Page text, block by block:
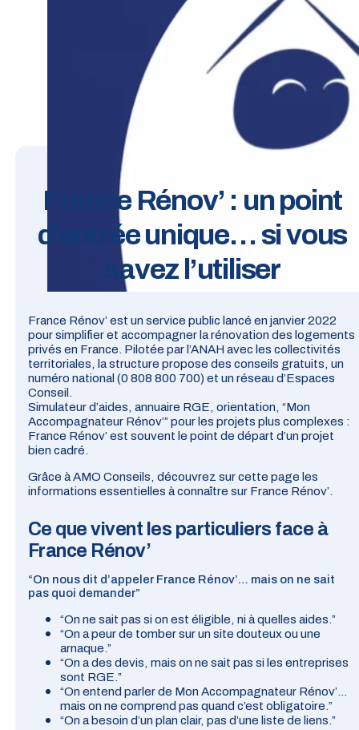
France Rénov’ : un point
d’entrée unique… si vous
savez l’utiliser
France Rénov’ est un service public lancé en janvier 2022
pour simplifier et accompagner la rénovation des logements
privés en France. Pilotée par l’ANAH avec les collectivités
territoriales, la structure propose des conseils gratuits, un
numéro national (0 808 800 700) et un réseau d’Espaces
Conseil.
Simulateur d’aides, annuaire RGE, orientation, “Mon
Accompagnateur Rénov’” pour les projets plus complexes :
France Rénov’ est souvent lepoint de départd’un projet
bien cadré.
Grâce à AMO Conseils, découvrez sur cette page les
informations essentielles à connaître sur France Rénov’.
Ce que vivent les particuliers face à
France Rénov’
“On nous dit d’appeler France Rénov’… mais on ne sait
pas quoi demander”
“On ne sait pas si on est éligible, ni à quelles aides.”
“On a peur de tomber sur un site douteux ou une
arnaque.”
“On a des devis, mais on ne sait pas si les entreprises
sont RGE.”
“On entend parler de Mon Accompagnateur Rénov’…
mais on ne comprend pas quand c’est obligatoire.”
“On a besoin d’un plan clair, pas d’une liste de liens.”